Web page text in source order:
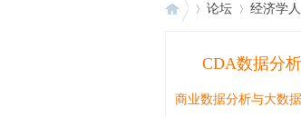
论坛 经济学
CDA数据分
商业数据分析与大数